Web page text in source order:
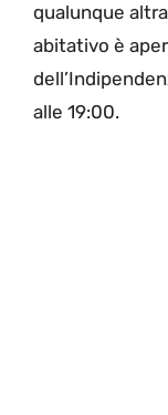
qualunque
abitativo è
alle 19:00.